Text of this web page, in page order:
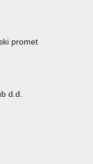
promet
d.d.